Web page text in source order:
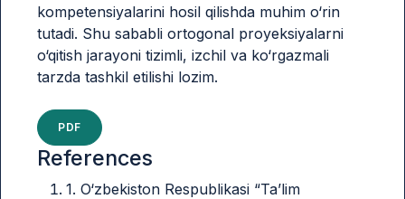
kompetensiyalarini hosil qilishda muhim o‘rin
tutadi. Shu sababli ortogonal proyeksiyalarni
o‘qitish jarayoni tizimli, izchil va ko‘rgazmali
tarzda tashkil etilishi lozim.
PDF
References
1. O‘zbekiston Respublikasi “Ta’lim